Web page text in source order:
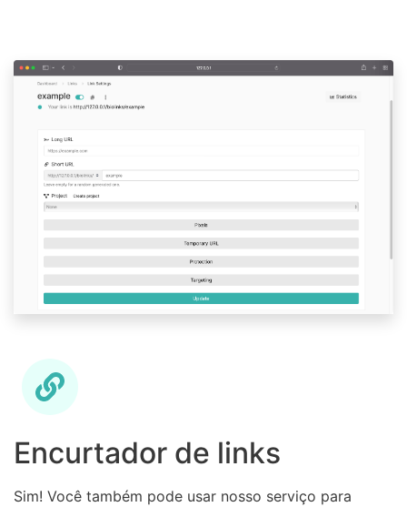
Encurtador de links
Sim! Você também pode usar nosso serviço para